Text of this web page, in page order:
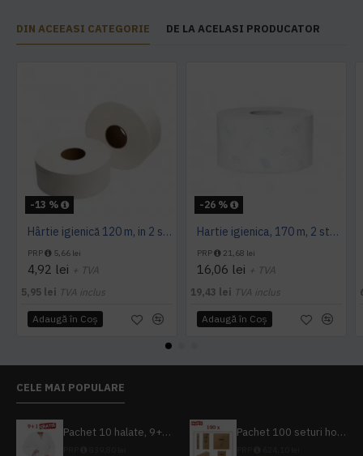
DIN ACEEASI CATEGORIE DE LA ACELASI PRODUCATOR
-13 %
Hârtie igienică 120 m, in 2 straturi, extra albă, Mini Jumbo, AQAS
PRP 5,66 lei
4,92 lei + TVA
5,95 lei TVA inclus
Adaugă în Coş
-26 %
Hartie igienica, 170 m, 2 straturi, Tork
PRP 21,68 lei
16,06 lei + TVA
19,43 lei TVA inclus
Adaugă în Coş
CELE MAI POPULARE
Pachet 10 halate, 9+1 gratuit Pachet 100 seturi hoteliere, set dentar, set barbierit, casca de dus, pila unghii, set cusut